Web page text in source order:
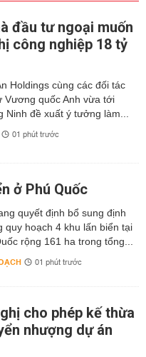
đầu tư ngoại muốn
công nghiệp 18 tỷ
Holdings cùng các đối tác
Vương quốc Anh vừa tới
Ninh đề xuất ý tưởng làm...
01 phút trước
ở Phú Quốc
quyết định bổ sung định
quy hoạch 4 khu lấn biển tại
rộng 161 ha trong tổng...
01 phút trước
cho phép kế thừa
nhượng dự án